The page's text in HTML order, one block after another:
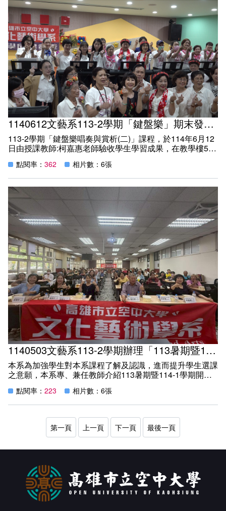
1140612文藝系113-2學期「鍵盤樂」期末發表會
113-2學期「鍵盤樂唱奏與賞析(二)」課程，於114年6月12
日由授課教師:柯嘉惠老師驗收學生學習成果，在教學樓5樓
點閱率： 362 相片數：6張
1140503文藝系113-2學期辦理「113暑期暨114-1學期課程說明會」活動
本系為加強學生對本系課程了解及認識，進而提升學生選課
之意願，本系專、兼任教師介紹113暑期暨114-1學期開設
大樓C106教室舉辦文藝系「113暑期暨114-1學期的課程說
明會」活動
點閱率： 223 相片數：6張
第一頁 上一頁 下一頁 最後一頁